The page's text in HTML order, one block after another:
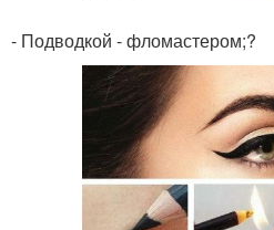
- Подводкой - фломастером;?